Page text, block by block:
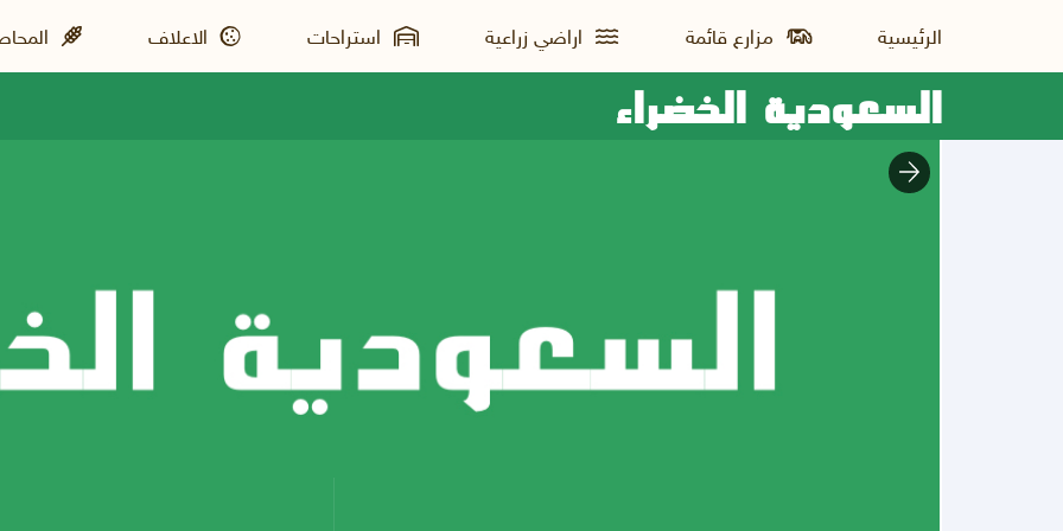
الرئيسية مزارع قائمة اراضي زراعية استراحات الاعلاف
السعودية الخضراء